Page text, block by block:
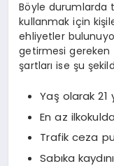
Böyle durumlarda
kullanmak için
ehliyetler
getirmesi gereken
şartları ise şu
Yaş olarak 21
En az
Trafik ceza
Sabıka